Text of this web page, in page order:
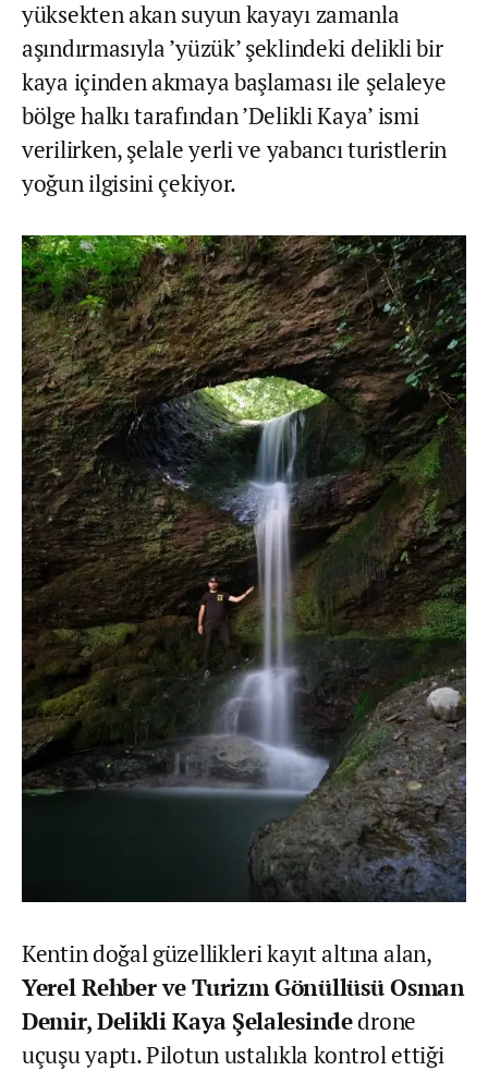
yüksekten akan suyun kayayı zamanla
aşındırmasıyla ’yüzük’ şeklindeki delikli bir
kaya içinden akmaya başlaması ile şelaleye
bölge halkı tarafından ’Delikli Kaya’ ismi
verilirken, şelale yerli ve yabancı turistlerin
yoğun ilgisini çekiyor.
Kentin doğal güzellikleri kayıt altına alan,
Yerel Rehber ve Turizm Gönüllüsü Osman
Demir, Delikli Kaya Şelalesindedrone
uçuşu yaptı. Pilotun ustalıkla kontrol ettiği